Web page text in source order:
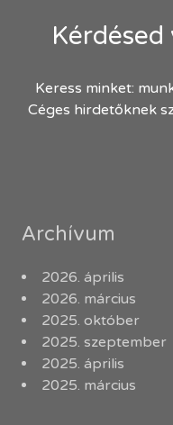
Kérdésed
Keress minket:
Céges hirdetőknek
Archívum
2026. április
2026. március
2025. október
2025. szeptember
2025. április
2025. március